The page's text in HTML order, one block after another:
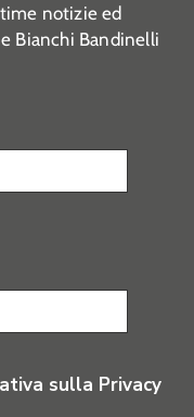
notizie ed
Bianchi Bandinelli
sulla Privacy